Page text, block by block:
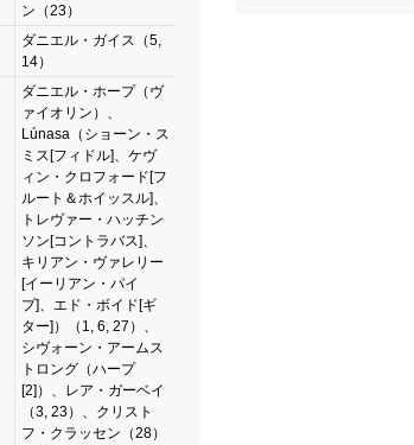
ン（23）
ダニエル・ガイス（5,
14）
ダニエル・ホープ（ヴ
ァイオリン）、
Lúnasa（ショーン・ス
ミス[フィドル]、ケヴ
ィン・クロフォード[フ
ルート＆ホイッスル]、
トレヴァー・ハッチン
ソン[コントラバス]、
キリアン・ヴァレリー
[イーリアン・パイ
プ]、エド・ボイド[ギ
ター]）（1, 6, 27）、
シヴォーン・アームス
トロング（ハープ
[2]）、レア・ガーベイ
（3, 23）、クリスト
フ・クラッセン（28）